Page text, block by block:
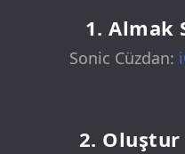
1. Almak
Sonic Cüzdan:
2. Oluştur